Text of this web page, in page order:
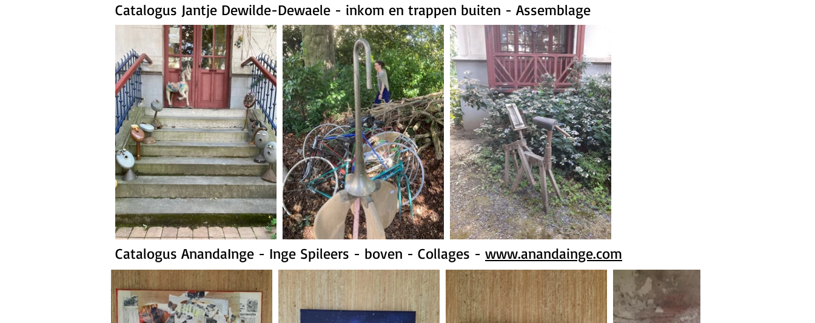
Catalogus Jantje Dewilde-Dewaele - inkom en trappen buiten - Assemblage
Catalogus AnandaInge - Inge Spileers - boven - Collages - www.anandainge.com